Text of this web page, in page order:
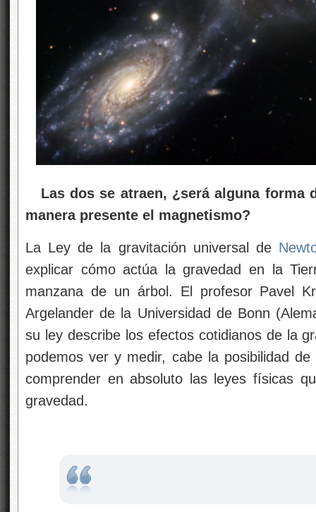
Las dos se atraen, ¿será alguna forma
manera presente el magnetismo?
La Ley de la gravitación universal de
explicar cómo actúa la gravedad en la
manzana de un árbol. El profesor Pavel
Argelander de la Universidad de Bonn
su ley describe los efectos cotidianos de la
podemos ver y medir, cabe la posibilidad
comprender en absoluto las leyes físicas
gravedad.